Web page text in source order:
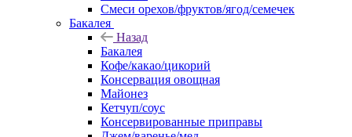
Смеси орехов/фруктов/ягод/семечек
Бакалея
Назад
Бакалея
Кофе/какао/цикорий
Консервация овощная
Майонез
Кетчуп/соус
Консервированные приправы